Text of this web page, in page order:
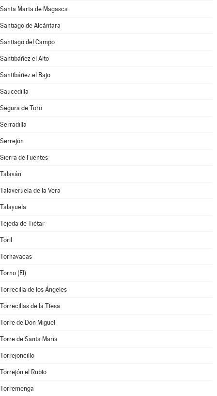
Santa Marta de Magasca
Santiago de Alcántara
Santiago del Campo
Santibáñez el Alto
Santibáñez el Bajo
Saucedilla
Segura de Toro
Serradilla
Serrejón
Sierra de Fuentes
Talaván
Talaveruela de la Vera
Talayuela
Tejeda de Tiétar
Toril
Tornavacas
Torno (El)
Torrecilla de los Ángeles
Torrecillas de la Tiesa
Torre de Don Miguel
Torre de Santa María
Torrejoncillo
Torrejón el Rubio
Torremenga